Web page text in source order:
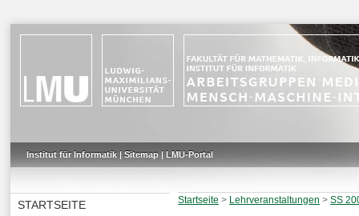
Institut für Informatik| Sitemap| LMU-Portal
STARTSEITE
Startseite > Lehrveranstaltungen >SS